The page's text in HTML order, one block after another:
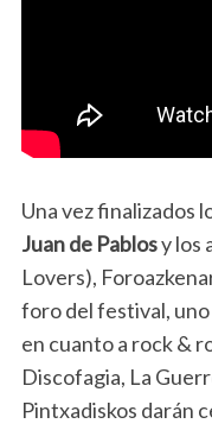
Una vez finalizados
Juan de Pablosy los
Lovers),
foro del festival, uno
en cuanto a rock &
Discofagia, La
Pintxadiskos darán